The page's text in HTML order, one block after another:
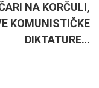
NA KORČULI,
KOMUNISTIČKE
DIKTATURE…